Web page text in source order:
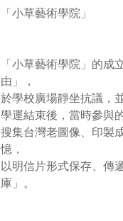
「小草藝術學院」
「小草藝術學院」的
由」，
於學校廣場靜坐抗議，
學運結束後，當時參與
搜集台灣老圖像、印製
憶，
以明信片形式保存、傳
庫」。